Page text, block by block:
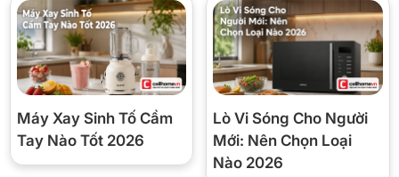
Motor DC cao cấp
Công suất 25W
Số cánh 7 cánh
24 cấp
Máy Xay Sinh Tố Cầm
Tay Nào Tốt 2026
Lò Vi Sóng Cho Người
Mới: Nên Chọn Loại
Nào 2026